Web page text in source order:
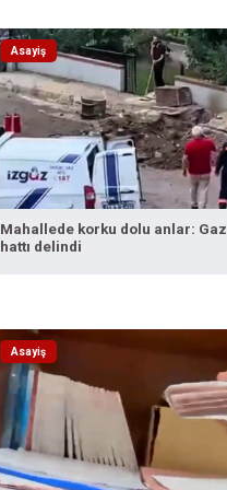
Asayiş
Mahallede korku dolu anlar: Gaz
hattı delindi
Asayiş